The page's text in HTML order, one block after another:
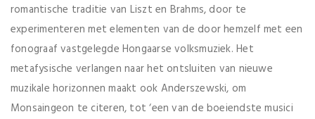
romantische traditie van Liszt en Brahms, door te
experimenteren met elementen van de door hemzelf met een
fonograaf vastgelegde Hongaarse volksmuziek. Het
metafysische verlangen naar het ontsluiten van nieuwe
muzikale horizonnen maakt ook Anderszewski, om
Monsaingeon te citeren, tot ‘een van de boeiendste musici